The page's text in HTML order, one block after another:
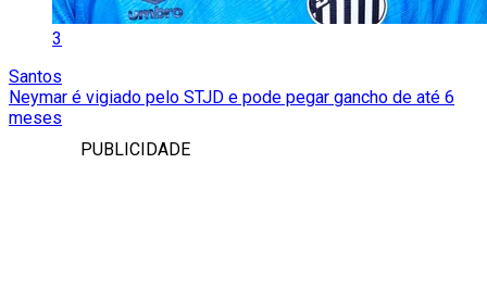
3
Santos
Neymar é vigiado pelo STJD e pode pegar gancho de até 6
meses
PUBLICIDADE